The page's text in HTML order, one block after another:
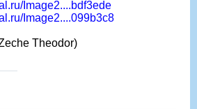
Image2....bdf3ede
Image2....099b3c8
Theodor)